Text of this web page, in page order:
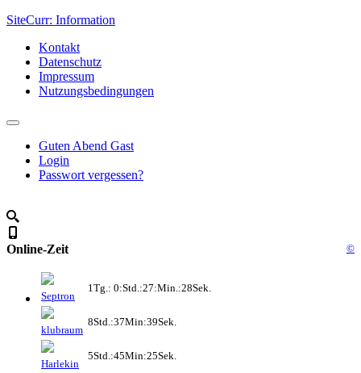
SiteCurr: Information
Kontakt
Datenschutz
Impressum
Nutzungsbedingungen
Guten Abend Gast
Login
Passwort vergessen?
Online-Zeit ©
Septron
1Tg.: 0:Std.:27:Min.:28Sek.
klubraum
8Std.:37Min:39Sek.
Harlekin
5Std.:45Min:25Sek.